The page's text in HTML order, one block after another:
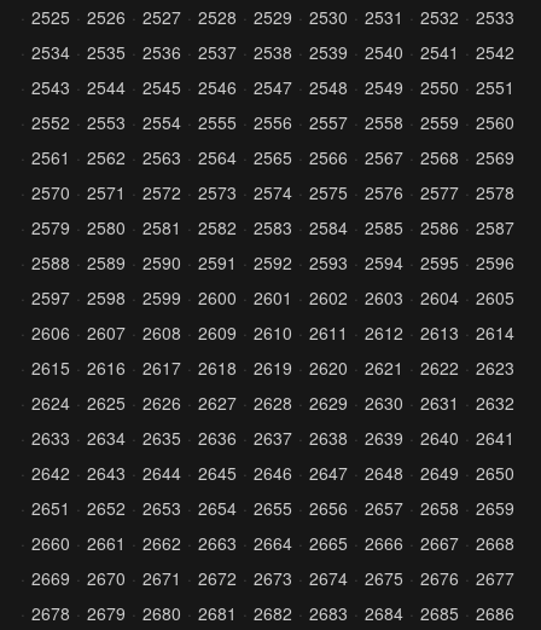
2525
2526 2527 2528 2529 2530 2531 2532
2533
2534
2535 2536 2537 2538 2539 2540 2541
2542
2543
2544 2545 2546 2547 2548 2549 2550
2551
2552
2553 2554 2555 2556 2557 2558 2559
2560
2561
2562 2563 2564 2565 2566 2567 2568
2569
2570
2571 2572 2573 2574 2575 2576 2577
2578
2579
2580 2581 2582 2583 2584 2585 2586
2587
2588
2589 2590 2591 2592 2593 2594 2595
2596
2597
2598 2599 2600 2601 2602 2603 2604
2605
2606
2607 2608 2609 2610 2611 2612 2613
2614
2615
2616 2617 2618 2619 2620 2621 2622
2623
2624
2625 2626 2627 2628 2629 2630 2631
2632
2633
2634 2635 2636 2637 2638 2639 2640
2641
2642
2643 2644 2645 2646 2647 2648 2649
2650
2651
2652 2653 2654 2655 2656 2657 2658
2659
2660
2661 2662 2663 2664 2665 2666 2667
2668
2669
2670 2671 2672 2673 2674 2675 2676
2677
2678
2679 2680 2681 2682 2683 2684 2685
2686